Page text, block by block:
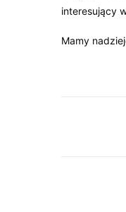
interesujący
Mamy